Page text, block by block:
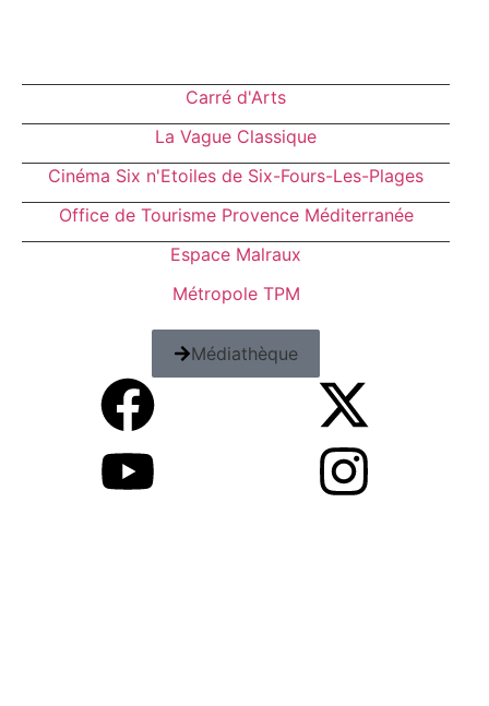
Carré d'Arts
La Vague Classique
Cinéma Six n'Etoiles de Six-Fours-Les-Plages
Office de Tourisme Provence Méditerranée
Espace Malraux
Métropole TPM
Médiathèque